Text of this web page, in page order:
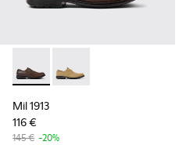
Mil 1913 - 18552-075 -
Mil 1913 - 18552-088
Mil 1913
116 €
145 € -20%